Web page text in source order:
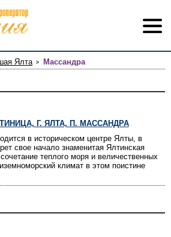
Ялта Массандра
Г. ЯЛТА, П. МАССАНДРА
в историческом центре Ялты, в
свое начало знаменитая Ялтинская
теплого моря и величественных
климат в этом поистине